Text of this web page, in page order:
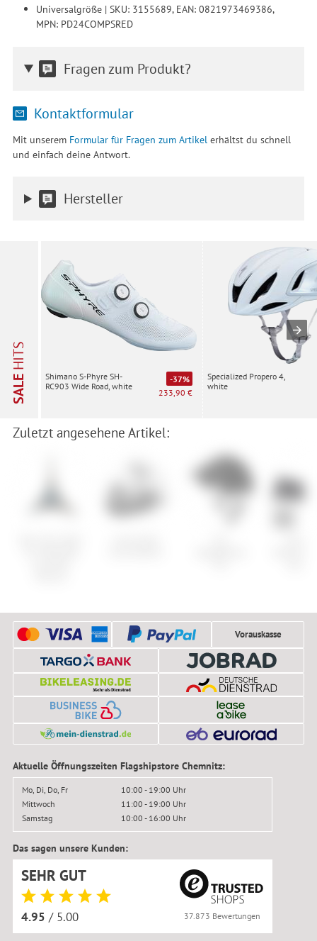
Universalgröße | SKU: 3155689, EAN: 0821973469386,
MPN: PD24COMPSRED
Fragen zum Produkt?
Kontaktformular
Mit unserem Formular für Fragen zum Artikelerhältst du schnell
und einfach deine Antwort.
Hersteller
SALE
HITS
Shimano S-Phyre SH-
RC903 Wide Road, white
-37%
233,90 €
Specialized Propero 4,
white
Zuletzt angesehene Artikel:
Vorauskasse
Aktuelle Öffnungszeiten Flagshipstore Chemnitz:
Mo, Di, Do, Fr
10:00 - 19:00 Uhr
Mittwoch
11:00 - 19:00 Uhr
Samstag
10:00 - 16:00 Uhr
Das sagen unsere Kunden:
SEHR GUT
4.95 / 5.00 37.873 Bewertungen